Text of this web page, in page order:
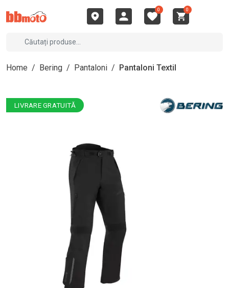
0 0
Home / Bering / Pantaloni / Pantaloni Textil
LIVRARE GRATUITĂ